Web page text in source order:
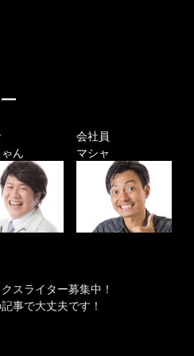
ん
会社員
マシャ
クスライター募集中！
事で大丈夫です！